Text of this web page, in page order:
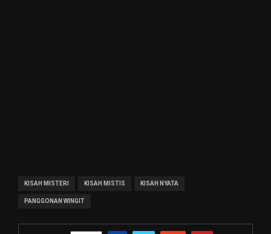
KISAH MISTERI KISAH MISTIS KISAH NYATA
PANGGONAN WINGIT